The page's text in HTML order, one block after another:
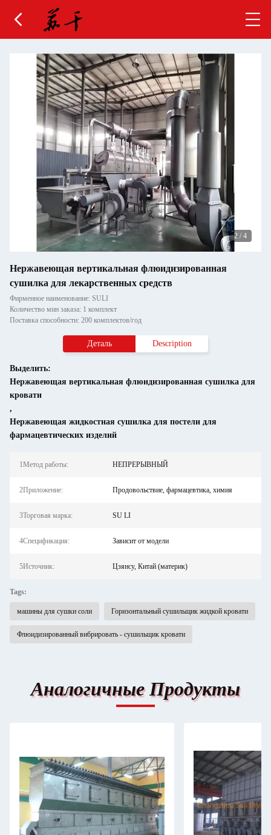
2 / 4
Нержавеющая вертикальная флюидизированная
сушилка для лекарственных средств
Фирменное наименование: SULI
Количество мин заказа: 1 комплект
Поставка способности: 200 комплектов/год
Деталь Description
Выделить:
Нержавеющая вертикальная флюидизированная сушилка для
кровати
,
Нержавеющая жидкостная сушилка для постели для
фармацевтических изделий
1Метод работы: НЕПРЕРЫВНЫЙ
2Приложение: Продовольствие, фармацевтика, химия
3Торговая марка: SU LI
4Спецификация: Зависит от модели
5Источник: Цзянсу, Китай (материк)
Tags:
машины для сушки соли Горизонтальный сушильщик жидкой кровати
Флюидизированный вибрировать - сушильщик кровати
Аналогичные Продукты